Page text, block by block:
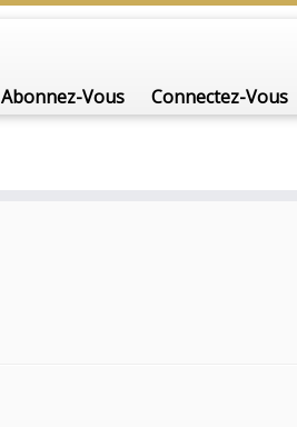
Abonnez-Vous Connectez-Vous